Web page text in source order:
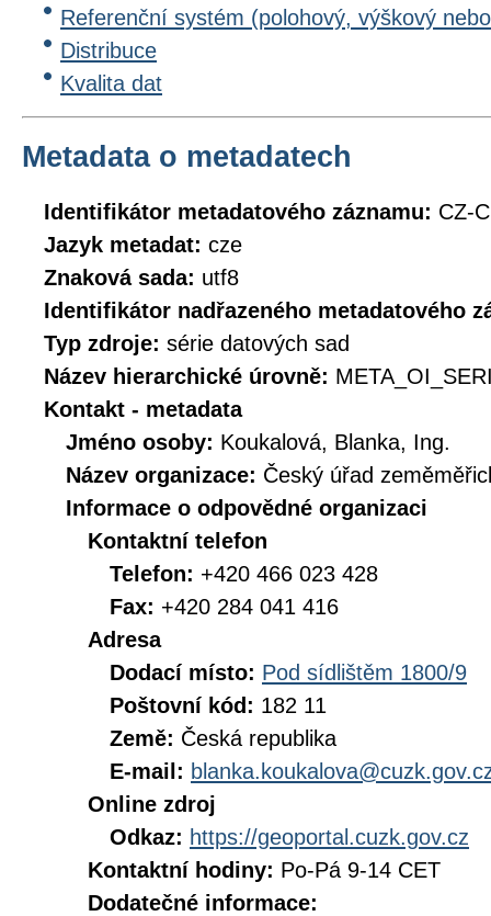
Referenční systém (polohový, výškový
Distribuce
Kvalita dat
Metadata o metadatech
Identifikátor metadatového záznamu: CZ-
Jazyk metadat: cze
Znaková sada: utf8
Identifikátor nadřazeného metadatového
Typ zdroje: série datových sad
Název hierarchické úrovně:
Kontakt - metadata
Jméno osoby: Koukalová, Blanka, Ing.
Název organizace: Český úřad
Informace o odpovědné organizaci
Kontaktní telefon
Telefon: +420 466 023 428
Fax: +420 284 041 416
Adresa
Dodací místo: Pod sídlištěm 1800/9
Poštovní kód: 182 11
Země: Česká republika
E-mail:
Online zdroj
Odkaz: https://geoportal.cuzk.gov.cz
Kontaktní hodiny: Po-Pá 9-14 CET
Dodatečné informace: